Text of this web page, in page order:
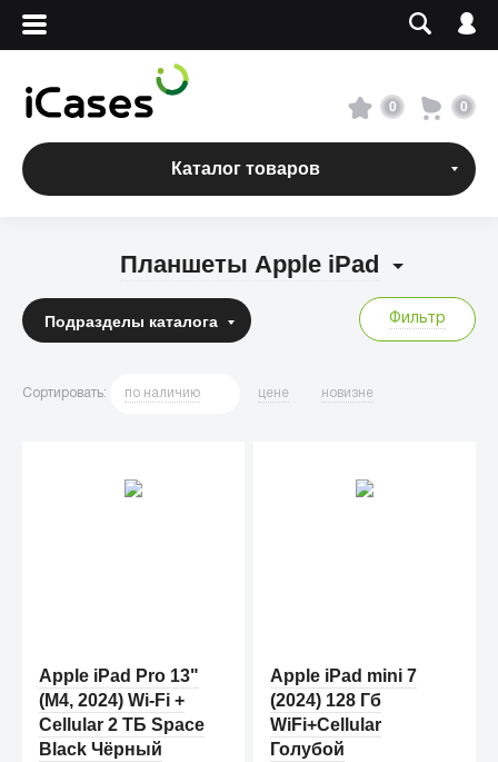
Вход
Сервисный центр
О магазине
Адреса магазинов
Вакансии
0 0
Каталог товаров
Планшеты Apple iPad
Подразделы каталога Фильтр
Сортировать: по наличию цене новизне
Apple iPad Pro 13"
(M4, 2024) Wi-Fi +
Cellular 2 ТБ Space
Black Чёрный
Apple iPad mini 7
(2024) 128 Гб
WiFi+Cellular
Голубой